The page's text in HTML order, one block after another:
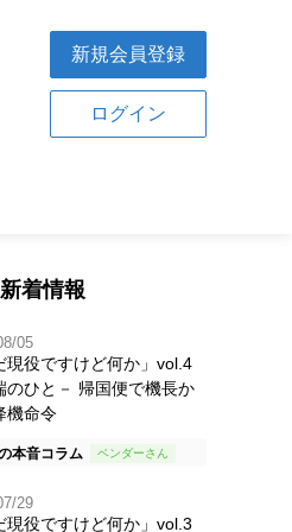
新規会員登録
ログイン
着情報
05
現役ですけど何か」vol.4
のひと－ 帰国便で機長か
機命令
本音コラム
29
現役ですけど何か」vol.3